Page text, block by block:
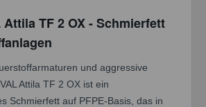
Attila TF 2 OX - Schmierfett
und aggressive
Attila TF 2 OX ist ein
Schmierfett auf PFPE-Basis, das in